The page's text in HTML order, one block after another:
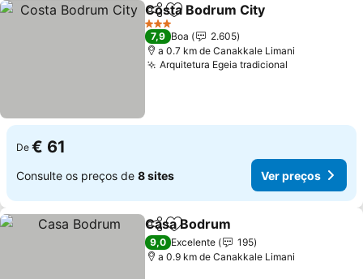
PartilharAdicionar aos favoritos
Costa Bodrum City
3 Estrelas
7,9 Boa
2.605
a 0.7 km de Canakkale Limani
Arquitetura Egeia tradicional
De € 61
Consulte os preços de 8 sites Ver preços
PartilharAdicionar aos favoritos
Casa Bodrum
9,0 Excelente
195
a 0.9 km de Canakkale Limani